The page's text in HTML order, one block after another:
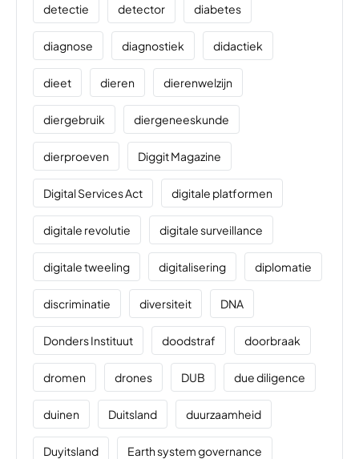
detectie detector diabetes
diagnose diagnostiek didactiek
dieet dieren dierenwelzijn
diergebruik diergeneeskunde
dierproeven Diggit Magazine
Digital Services Act digitale platformen
digitale revolutie digitale surveillance
digitale tweeling digitalisering diplomatie
discriminatie diversiteit DNA
Donders Instituut doodstraf doorbraak
dromen drones DUB due diligence
duinen Duitsland duurzaamheid
Duyitsland Earth system governance